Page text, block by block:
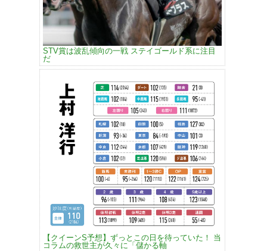
STV賞は波乱傾向の一戦 ステイゴールド系に注目
だ
【クイーンS予想】ずっとこの日を待っていた！ 当
コラムの救世主が久々に「儲かる軸